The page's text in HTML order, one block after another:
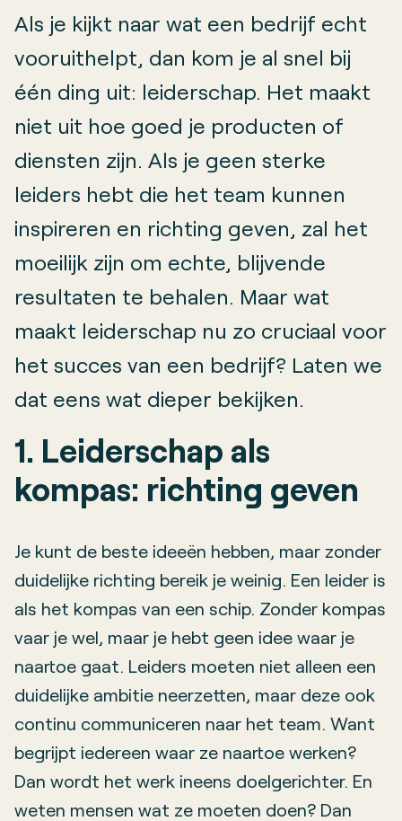
Als je kijkt naar wat een bedrijf echt
vooruithelpt, dan kom je al snel bij
één ding uit: leiderschap. Het maakt
niet uit hoe goed je producten of
diensten zijn. Als je geen sterke
leiders hebt die het team kunnen
inspireren en richting geven, zal het
moeilijk zijn om echte, blijvende
resultaten te behalen. Maar wat
maakt leiderschap nu zo cruciaal voor
het succes van een bedrijf? Laten we
dat eens wat dieper bekijken.
1. Leiderschap als
kompas: richting geven
Je kunt de beste ideeën hebben, maar zonder
duidelijke richting bereik je weinig. Een leider is
als het kompas van een schip. Zonder kompas
vaar je wel, maar je hebt geen idee waar je
naartoe gaat. Leiders moeten niet alleen een
duidelijke ambitie neerzetten, maar deze ook
continu communiceren naar het team. Want
begrijpt iedereen waar ze naartoe werken?
Dan wordt het werk ineens doelgerichter. En
weten mensen wat ze moeten doen? Dan